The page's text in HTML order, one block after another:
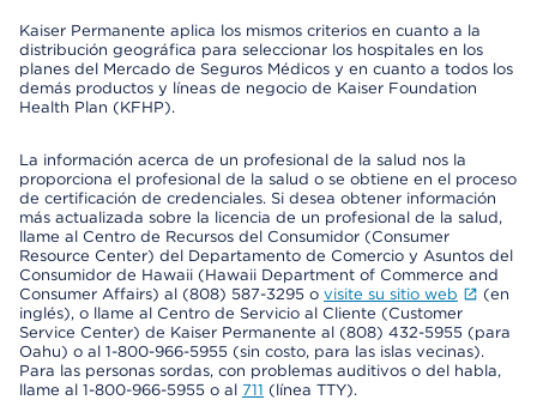
Kaiser Permanente aplica los mismos criterios en cuanto a la
distribución geográfica para seleccionar los hospitales en los
planes del Mercado de Seguros Médicos y en cuanto a todos los
demás productos y líneas de negocio de Kaiser Foundation
Health Plan (KFHP).
La información acerca de un profesional de la salud nos la
proporciona el profesional de la salud o se obtiene en el proceso
de certificación de credenciales. Si desea obtener información
más actualizada sobre la licencia de un profesional de la salud,
llame al Centro de Recursos del Consumidor (Consumer
Resource Center) del Departamento de Comercio y Asuntos del
Consumidor de Hawaii (Hawaii Department of Commerce and
Consumer Affairs) al (808) 587-3295 o visite su sitio web
(en
inglés), o llame al Centro de Servicio al Cliente (Customer
Service Center) de Kaiser Permanente al (808) 432-5955 (para
Oahu) o al 1-800-966-5955 (sin costo, para las islas vecinas).
Para las personas sordas, con problemas auditivos o del habla,
llame al 1-800-966-5955 o al 711 (línea TTY).